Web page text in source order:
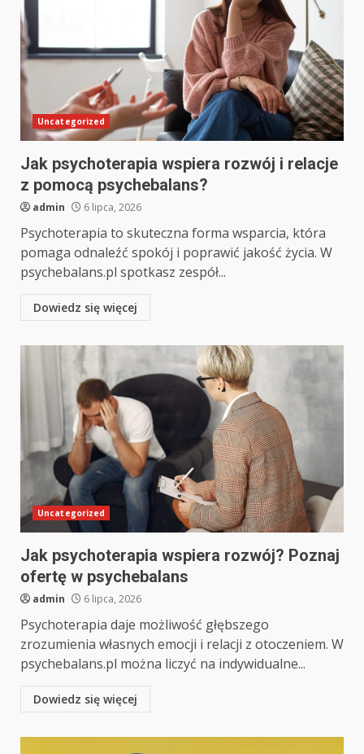
Uncategorized
Jak psychoterapia wspiera rozwój i relacje
z pomocą psychebalans?
admin 6 lipca, 2026
Psychoterapia to skuteczna forma wsparcia, która
pomaga odnaleźć spokój i poprawić jakość życia. W
psychebalans.pl spotkasz zespół...
Dowiedz się więcej
Uncategorized
Jak psychoterapia wspiera rozwój? Poznaj
ofertę w psychebalans
admin 6 lipca, 2026
Psychoterapia daje możliwość głębszego
zrozumienia własnych emocji i relacji z otoczeniem. W
psychebalans.pl można liczyć na indywidualne...
Dowiedz się więcej